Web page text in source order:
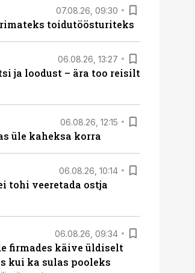
07.08.26, 09:30
toidutöösturiteks
06.08.26, 13:27
ja loodust – ära too reisilt
06.08.26, 12:15
üle kaheksa korra
06.08.26, 10:14
tohi veeretada ostja
06.08.26, 09:34
firmades käive üldiselt
kui ka sulas pooleks